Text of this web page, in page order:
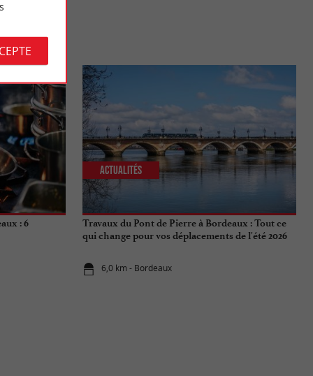
: 6
Travaux du Pont de Pierre à Bordeaux : Tout ce
qui change pour vos déplacements de l'été 2026
6,0 km - Bordeaux
Actualités